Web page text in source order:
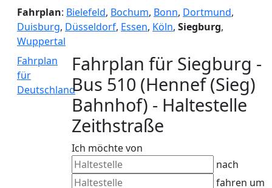
Fahrplan: Bielefeld, Bochum, Bonn, Dortmund,
Duisburg, Düsseldorf, Essen, Köln, Siegburg,
Wuppertal
Fahrplan
für
Deutschland
Fahrplan für Siegburg -
Bus 510 (Hennef (Sieg)
Bahnhof) - Haltestelle
Zeithstraße
Ich möchte von
nach
fahren um